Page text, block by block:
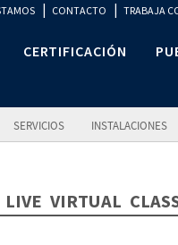
| CONTACTO | TRABAJA
CERTIFICACIÓN
SERVICIOS INSTALACIONES
VIRTUAL